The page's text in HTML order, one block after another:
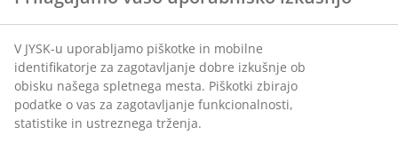
V JYSK-u uporabljamo piškotke in mobilne
identifikatorje za zagotavljanje dobre izkušnje ob
obisku našega spletnega mesta. Piškotki zbirajo
podatke o vas za zagotavljanje funkcionalnosti,
statistike in ustreznega trženja.